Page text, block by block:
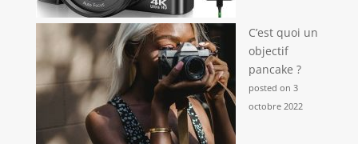
C’est quoi un
objectif
pancake ?
posted on 3
octobre 2022